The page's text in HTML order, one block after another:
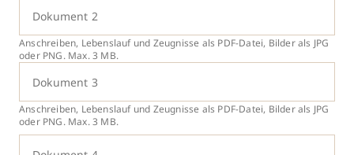
Dokument 2
Anschreiben, Lebenslauf und Zeugnisse als PDF-Datei, Bilder als JPG
oder PNG. Max. 3 MB.
Dokument 3
Anschreiben, Lebenslauf und Zeugnisse als PDF-Datei, Bilder als JPG
oder PNG. Max. 3 MB.